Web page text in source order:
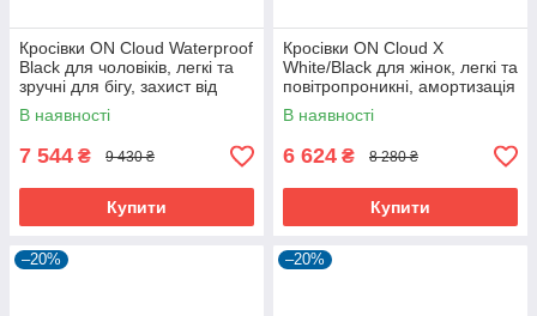
Кросівки ON Cloud Waterproof
Black для чоловіків, легкі та
зручні для бігу, захист від
дощу.
В наявності
7 544 ₴ 9 430 ₴
Купити
Кросівки ON Cloud X
White/Black для жінок, легкі та
повітропроникні, амортизація
CloudTec.
В наявності
6 624 ₴ 8 280 ₴
Купити
–20% –20%